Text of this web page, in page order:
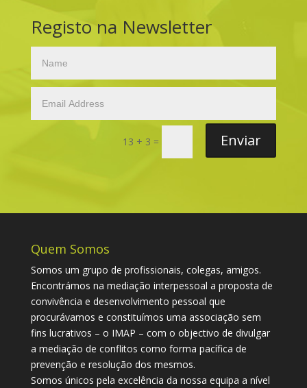
Registo na Newsletter
13 + 3 = Enviar
Quem Somos
Somos um grupo de profissionais, colegas, amigos.
Encontrámos na mediação interpessoal a proposta de
convivência e desenvolvimento pessoal que
procurávamos e constituímos uma associação sem
fins lucrativos – o IMAP – com o objectivo de divulgar
a mediação de conflitos como forma pacífica de
prevenção e resolução dos mesmos.
Somos únicos pela excelência da nossa equipa a nível